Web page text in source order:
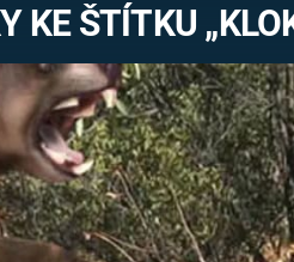
VÁLEČNÉ
FILMY
KE ŠTÍTKU